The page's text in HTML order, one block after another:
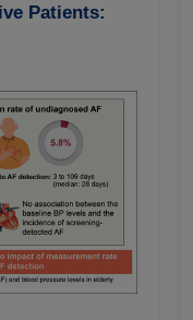
Patients: